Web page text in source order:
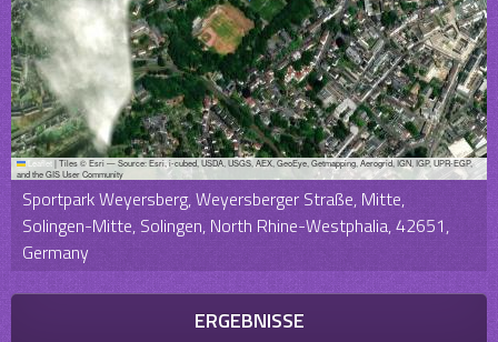
Leaflet |Tiles © Esri — Source: Esri, i-cubed, USDA, USGS, AEX, GeoEye, Getmapping, Aerogrid, IGN, IGP, UPR-EGP,
and the GIS User Community
Sportpark Weyersberg, Weyersberger Straße, Mitte,
Solingen-Mitte, Solingen, North Rhine-Westphalia, 42651,
Germany
ERGEBNISSE